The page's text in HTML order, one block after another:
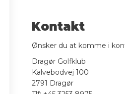
Kontakt
Ønsker du at komme i
Dragør Golfklub
Kalvebodvej 100
2791 Dragør